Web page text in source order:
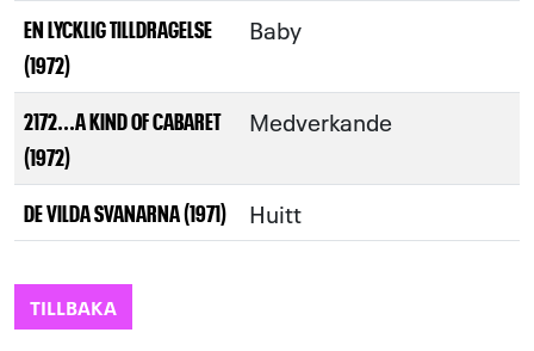
EN LYCKLIG TILLDRAGELSE
(1972)
Baby
2172...A KIND OF CABARET
(1972)
Medverkande
DE VILDA SVANARNA (1971) Huitt
TILLBAKA